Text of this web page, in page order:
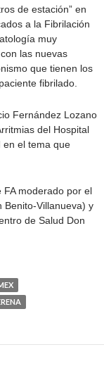
de estación” en
a la Fibrilación
muy
las nuevas
que tienen los
fibrilado.
Fernández Lozano
del Hospital
en el tema que
moderado por el
Benito-Villanueva) y
de Salud Don